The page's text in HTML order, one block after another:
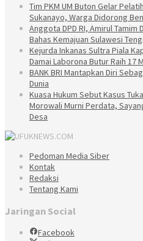
Tim PKM UM Buton Gelar
Sukanayo, Warga Didorong
Anggota DPD RI, Amirul
Bahas Kemajuan Sulawesi
Kejurda Inkanas Sultra Piala
Damai Laborona Butur Raih 17
BANK BRI Mantapkan Diri
Dunia
Kuasa Hukum Sebut Kasus
Morowali Murni Perdata,
Desa
Pedoman Media Siber
Kontak
Redaksi
Tentang Kami
Jaringan Social
Facebook